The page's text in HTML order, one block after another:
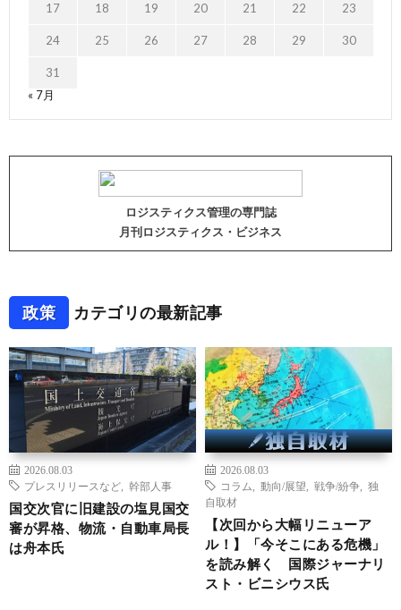
17 18 19 20 21 22 23
24 25 26 27 28 29 30
31
« 7月
ロジスティクス管理の専門誌
月刊ロジスティクス・ビジネス
政策 カテゴリの最新記事
2026.08.03
プレスリリースなど
幹部人事
国交次官に旧建設の塩見国交
審が昇格、物流・自動車局長
は舟本氏
2026.08.03
コラム
動向/展望 戦争/紛争
独
自取材
【次回から大幅リニューア
ル！】「今そこにある危機」
を読み解く 国際ジャーナリ
スト・ビニシウス氏